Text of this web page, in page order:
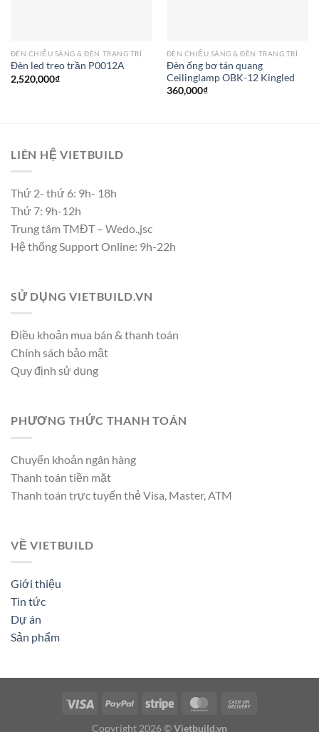
ĐÈN CHIẾU SÁNG & ĐÈN TRANG TRÍ
Đèn led treo trần P0012A
2,520,000₫
ĐÈN CHIẾU SÁNG & ĐÈN TRANG TRÍ
Đèn ống bơ tán quang
Ceilinglamp OBK-12 Kingled
360,000₫
LIÊN HỆ VIETBUILD
Thứ 2- thứ 6: 9h- 18h
Thứ 7: 9h-12h
Trung tâm TMĐT – Wedo.,jsc
Hệ thống Support Online: 9h-22h
SỬ DỤNG VIETBUILD.VN
Điều khoản mua bán & thanh toán
Chính sách bảo mật
Quy định sử dụng
PHƯƠNG THỨC THANH TOÁN
Chuyển khoản ngân hàng
Thanh toán tiền mặt
Thanh toán trực tuyến thẻ Visa, Master, ATM
VỀ VIETBUILD
Giới thiệu
Tin tức
Dự án
Sản phẩm
Copyright 2026 ©Vietbuild.vn